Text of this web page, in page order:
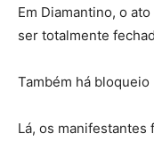
Em Diamantino, o
ser totalmente
Também há bloqueio
Lá, os manifestantes